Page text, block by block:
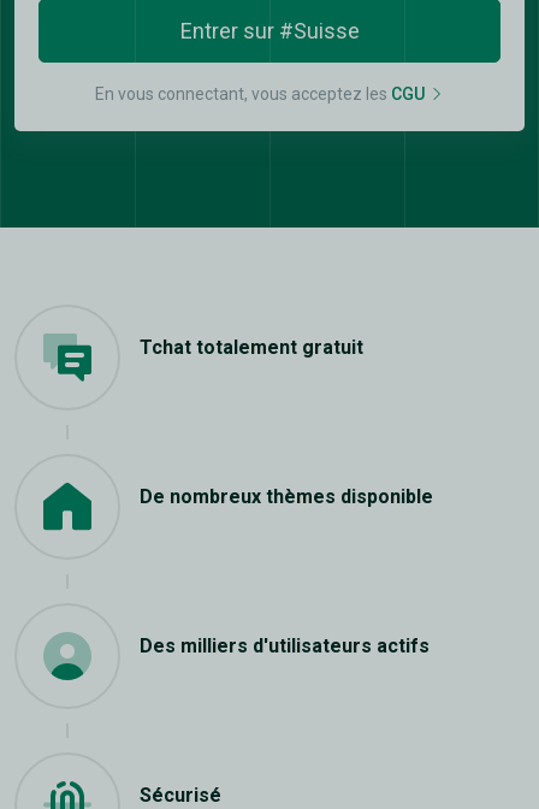
Entrer sur #Suisse
En vous connectant, vous acceptez les CGU
Tchat totalement gratuit
De nombreux thèmes disponible
Des milliers d'utilisateurs actifs
Sécurisé